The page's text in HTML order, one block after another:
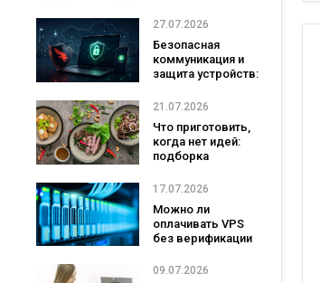
комплект мебели
своим ритмом
жизни
27.07.2026
Безопасная
коммуникация и
защита устройств:
Threema и
21.07.2026
Что приготовить,
когда нет идей:
подборка
завтрак, обед и
17.07.2026
Можно ли
оплачивать VPS
без верификации
09.07.2026